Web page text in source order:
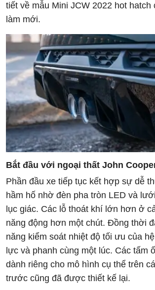
tiết về mẫu Mini JCW 2022 hot
làm mới.
Bắt đầu với ngoại thất John
Phần đầu xe tiếp tục kết hợp sự dễ
hầm hố nhờ đèn pha tròn LED và
lục giác. Các lỗ thoát khí lớn hơn ở
năng động hơn một chút. Đồng thời
năng kiểm soát nhiệt độ tối ưu của
lực và phanh cùng một lúc. Các tấm
dành riêng cho mô hình cụ thể trên
trước cũng đã được thiết kế lại.